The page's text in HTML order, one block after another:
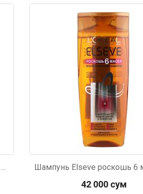
Шампунь Elseve роскошь 6 масел питательный 400мл
42 000 сум
Код: 2689